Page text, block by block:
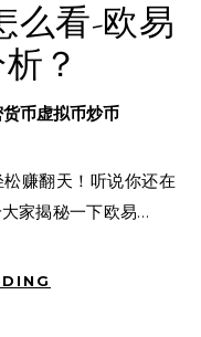
么看-欧易
？
货币虚拟币炒币
家揭秘一下欧易…